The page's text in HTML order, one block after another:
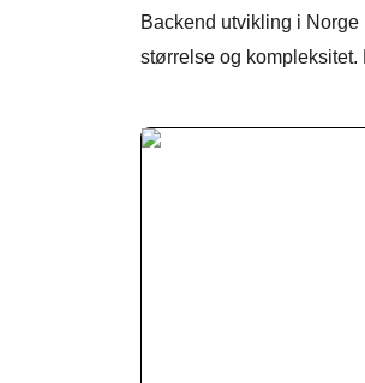
Backend utvikling i
størrelse og